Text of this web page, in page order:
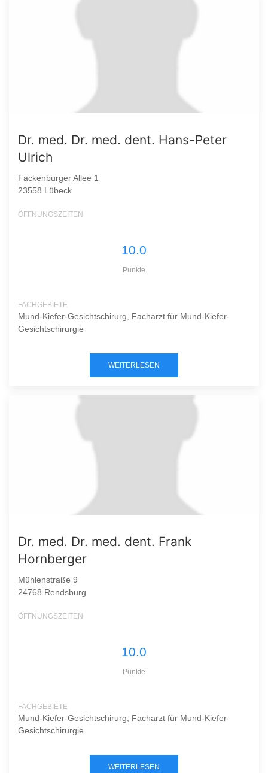
Dr. med. Dr. med. dent. Hans-Peter
Ulrich
Fackenburger Allee 1
23558 Lübeck
ÖFFNUNGSZEITEN
10.0
Punkte
FACHGEBIETE
Mund-Kiefer-Gesichtschirurg, Facharzt für Mund-Kiefer-
Gesichtschirurgie
WEITERLESEN
Dr. med. Dr. med. dent. Frank
Hornberger
Mühlenstraße 9
24768 Rendsburg
ÖFFNUNGSZEITEN
10.0
Punkte
FACHGEBIETE
Mund-Kiefer-Gesichtschirurg, Facharzt für Mund-Kiefer-
Gesichtschirurgie
WEITERLESEN